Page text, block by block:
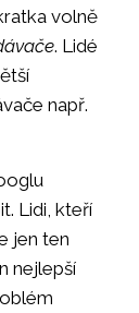
volně
. Lidé
např.
Lidi, kteří
jen ten
nejlepší